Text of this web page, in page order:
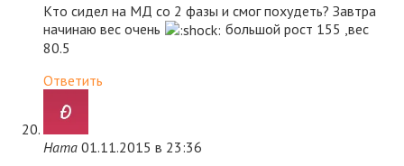
Кто сидел на МД со 2 фазы и смог похудеть? Завтра
начинаю вес очень
большой рост 155 ,вес
80.5
Ответить
Ната 01.11.2015 в 23:36